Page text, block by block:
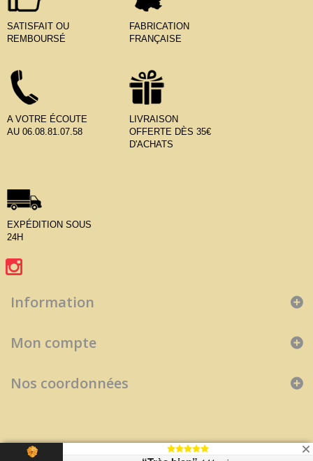
SATISFAIT OU
REMBOURSÉ
FABRICATION
FRANÇAISE
A VOTRE ÉCOUTE
AU 06.08.81.07.58
LIVRAISON
OFFERTE DÈS 35€
D'ACHATS
EXPÉDITION SOUS
24H
Information
Mon compte
Nos coordonnées